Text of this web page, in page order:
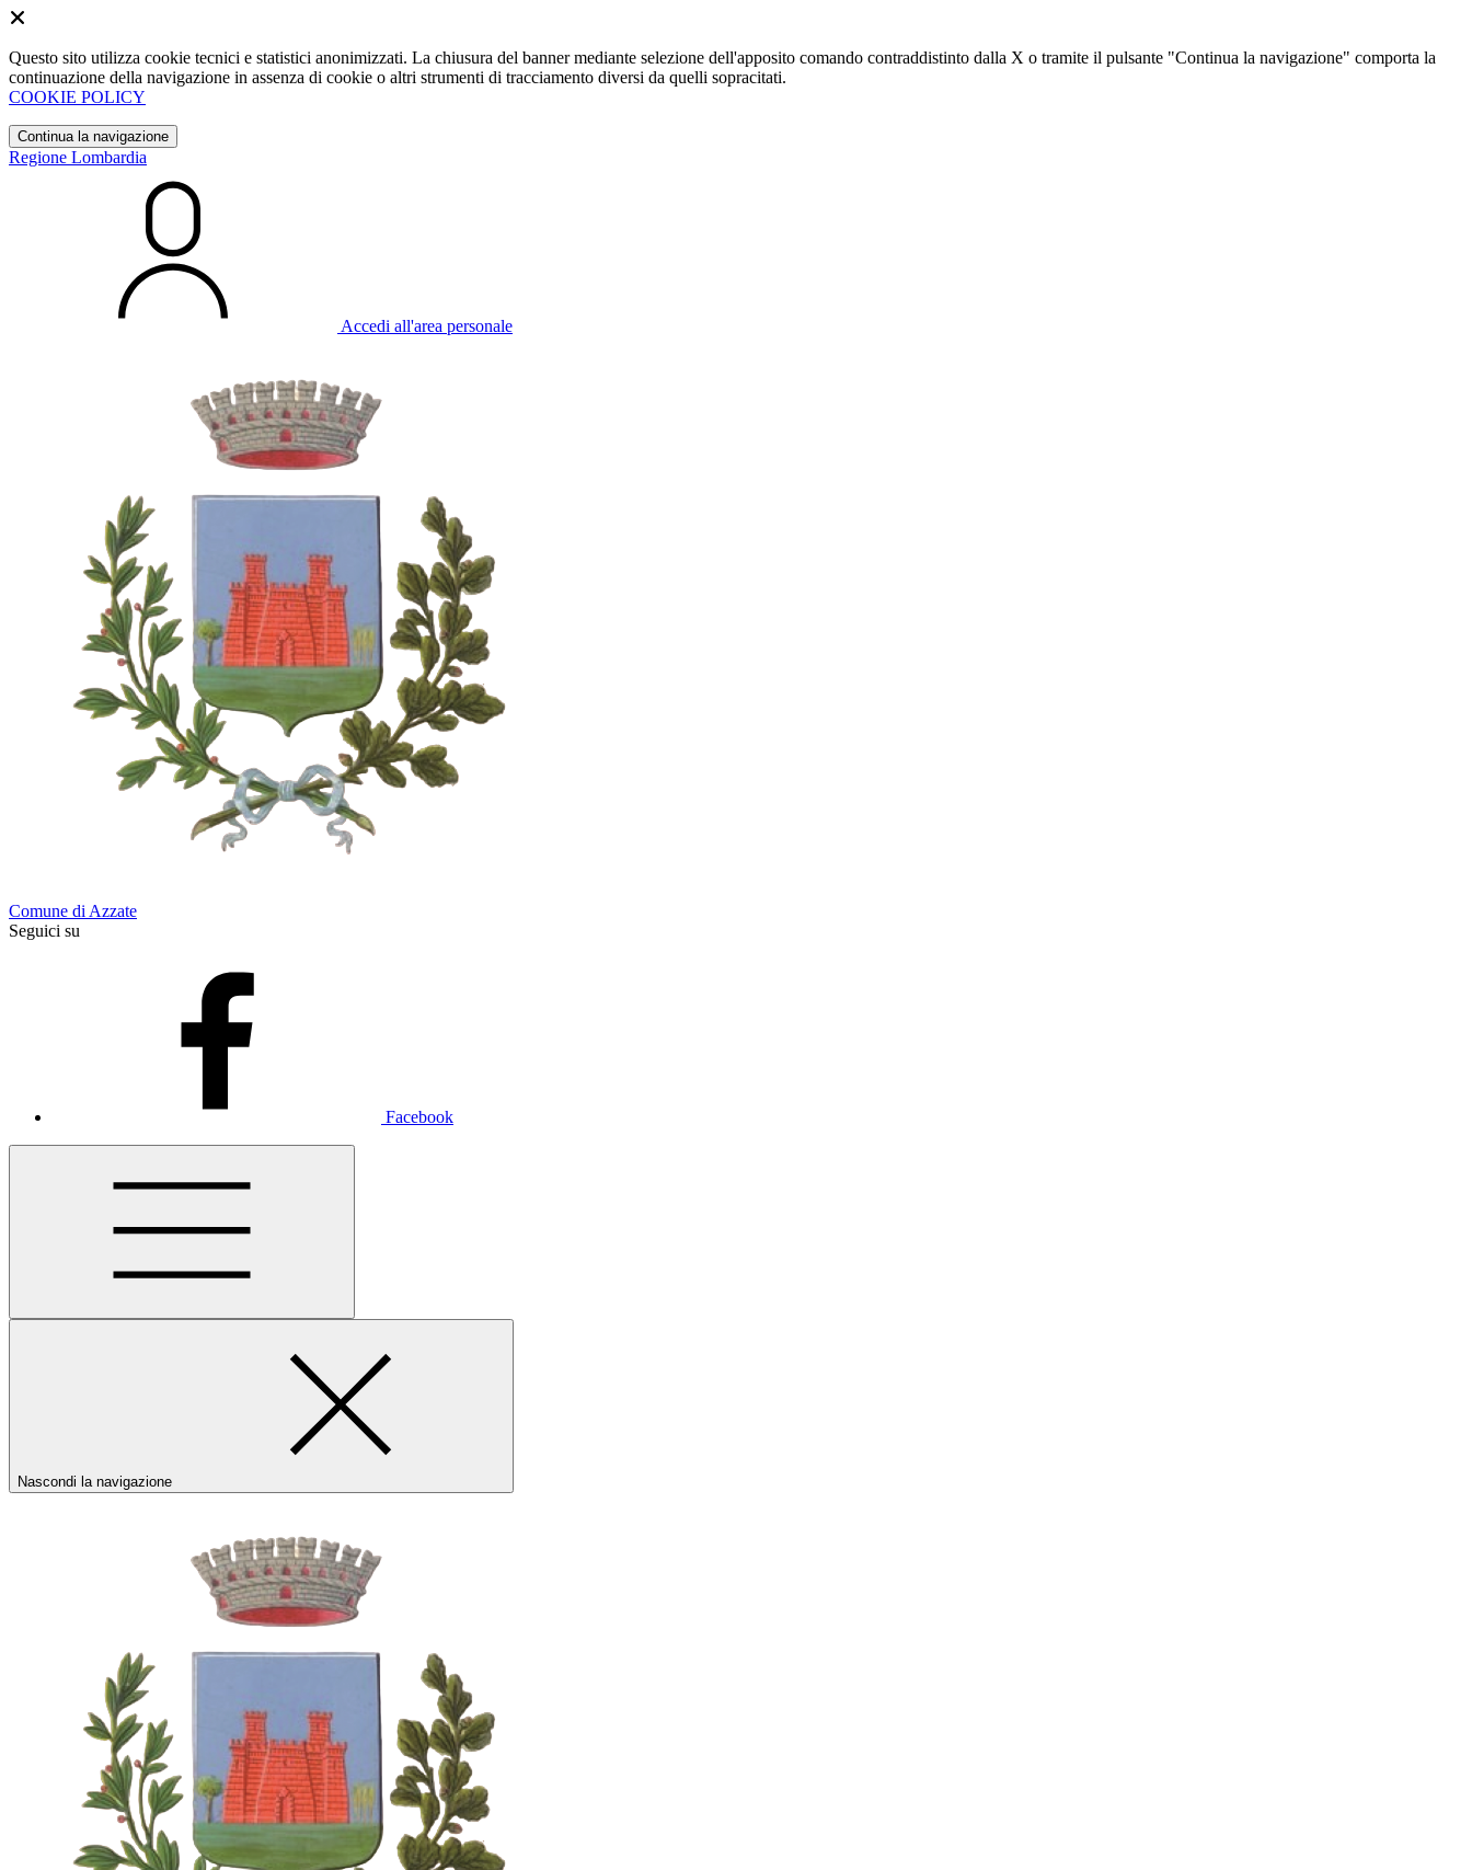
Questo sito utilizza cookie tecnici e statistici anonimizzati. La chiusura del banner mediante selezione dell'apposito comando contraddistinto dalla X o tramite il pulsante "Continua la navigazione" comporta la
continuazione della navigazione in assenza di cookie o altri strumenti di tracciamento diversi da quelli sopracitati.
COOKIE POLICY
Continua la navigazione
Regione Lombardia
Accedi all'area personale
Comune di Azzate
Seguici su
Facebook
Nascondi la navigazione